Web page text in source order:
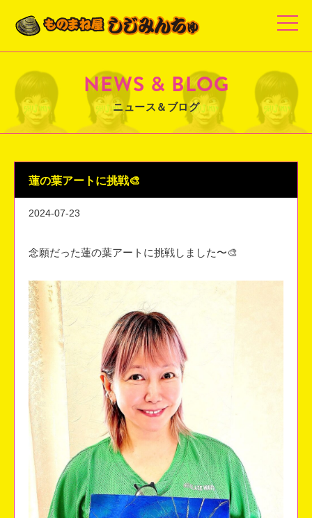
t
o
g
e
v
i
g
a
NEWS & BLOG
ニュース＆ブログ
蓮の葉アートに挑戦🎨
2024-07-23
念願だった蓮の葉アートに挑戦しました〜🎨